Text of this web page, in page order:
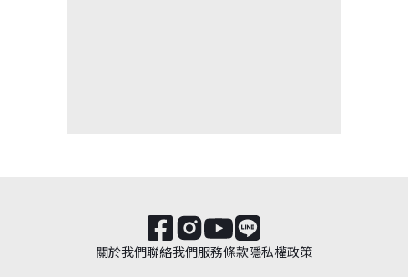
關於我們聯絡我們服務條款隱私權政策